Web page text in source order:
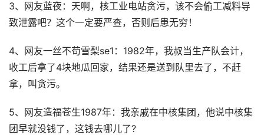
3、网友蓝夜：天啊，核工业电站贪污，该不会偷工减料导
致泄露吧？这个一定要严查，否则后患无穷！
4、网友一丝不苟雪梨se1：1982年，我叔当生产队会计，
收工后拿了4块地瓜回家，结果还是送到队里去了，不赶
拿，叫贪污。
5、网友造福苍生1987年：我亲戚在中核集团，他说中核集
团早就没钱了，这钱去哪儿了?